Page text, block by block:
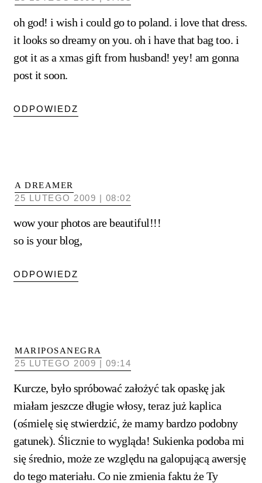
oh god! i wish i could go to poland. i love that dress.
it looks so dreamy on you. oh i have that bag too. i
got it as a xmas gift from husband! yey! am gonna
post it soon.
ODPOWIEDZ
A DREAMER
25 LUTEGO 2009 | 08:02
wow your photos are beautiful!!!
so is your blog,
ODPOWIEDZ
MARIPOSANEGRA
25 LUTEGO 2009 | 09:14
Kurcze, było spróbować założyć tak opaskę jak
miałam jeszcze długie włosy, teraz już kaplica
(ośmielę się stwierdzić, że mamy bardzo podobny
gatunek). Ślicznie to wygląda! Sukienka podoba mi
się średnio, może ze względu na galopującą awersję
do tego materiału. Co nie zmienia faktu że Ty